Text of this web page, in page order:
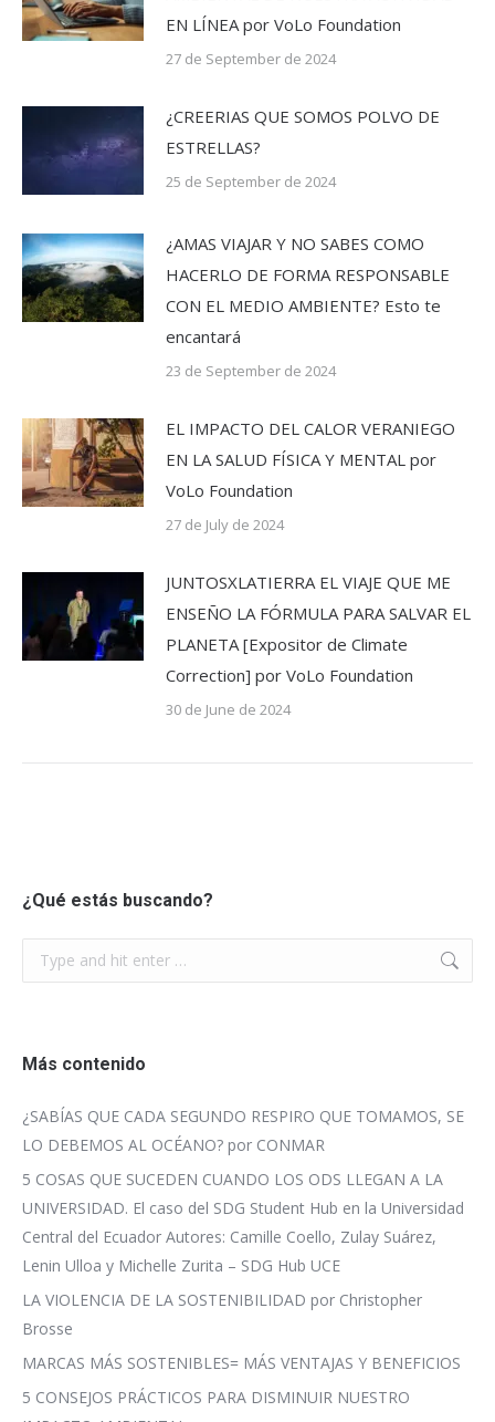
EN LÍNEA por VoLo Foundation
27 de September de 2024
¿CREERIAS QUE SOMOS POLVO DE
ESTRELLAS?
25 de September de 2024
¿AMAS VIAJAR Y NO SABES COMO
HACERLO DE FORMA RESPONSABLE
CON EL MEDIO AMBIENTE? Esto te
encantará
23 de September de 2024
EL IMPACTO DEL CALOR VERANIEGO
EN LA SALUD FÍSICA Y MENTAL por
VoLo Foundation
27 de July de 2024
JUNTOSXLATIERRA EL VIAJE QUE ME
ENSEÑO LA FÓRMULA PARA SALVAR EL
PLANETA [Expositor de Climate
Correction] por VoLo Foundation
30 de June de 2024
¿Qué estás buscando?
Search:
Más contenido
¿SABÍAS QUE CADA SEGUNDO RESPIRO QUE TOMAMOS, SE
LO DEBEMOS AL OCÉANO? por CONMAR
5 COSAS QUE SUCEDEN CUANDO LOS ODS LLEGAN A LA
UNIVERSIDAD. El caso del SDG Student Hub en la Universidad
Central del Ecuador Autores: Camille Coello, Zulay Suárez,
Lenin Ulloa y Michelle Zurita – SDG Hub UCE
LA VIOLENCIA DE LA SOSTENIBILIDAD por Christopher
Brosse
MARCAS MÁS SOSTENIBLES= MÁS VENTAJAS Y BENEFICIOS
5 CONSEJOS PRÁCTICOS PARA DISMINUIR NUESTRO